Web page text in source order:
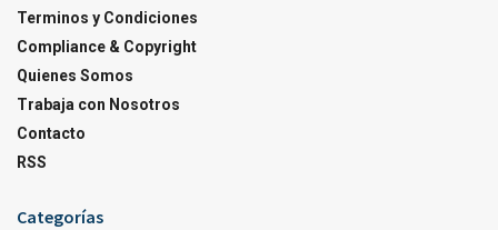
Terminos y Condiciones
Compliance & Copyright
Quienes Somos
Trabaja con Nosotros
Contacto
RSS
Categorías